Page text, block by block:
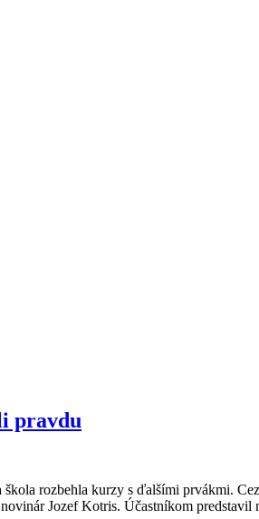
pravdu
rozbehla kurzy s ďalšími prvákmi.
Jozef Kotris. Účastníkom